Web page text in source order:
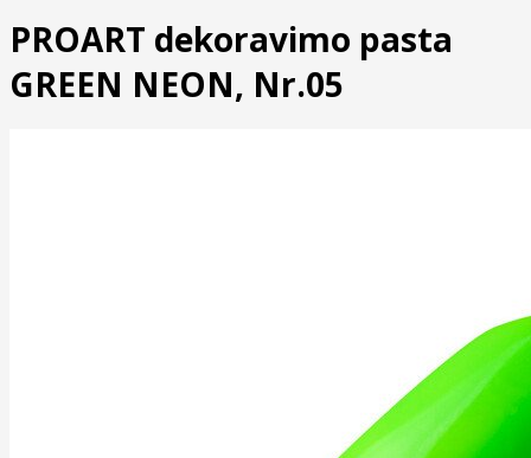
PROART dekoravimo pasta
GREEN NEON, Nr.05